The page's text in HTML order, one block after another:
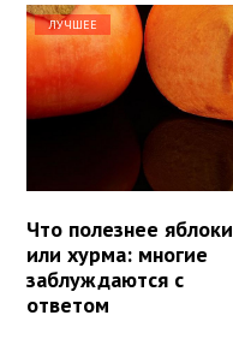
ЛУЧШЕЕ
Что полезнее яблоки
или хурма: многие
заблуждаются с
ответом